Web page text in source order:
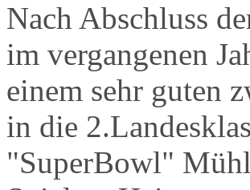
Nach Abschluss
im vergangenen
einem sehr guten
in die
"SuperBowl"